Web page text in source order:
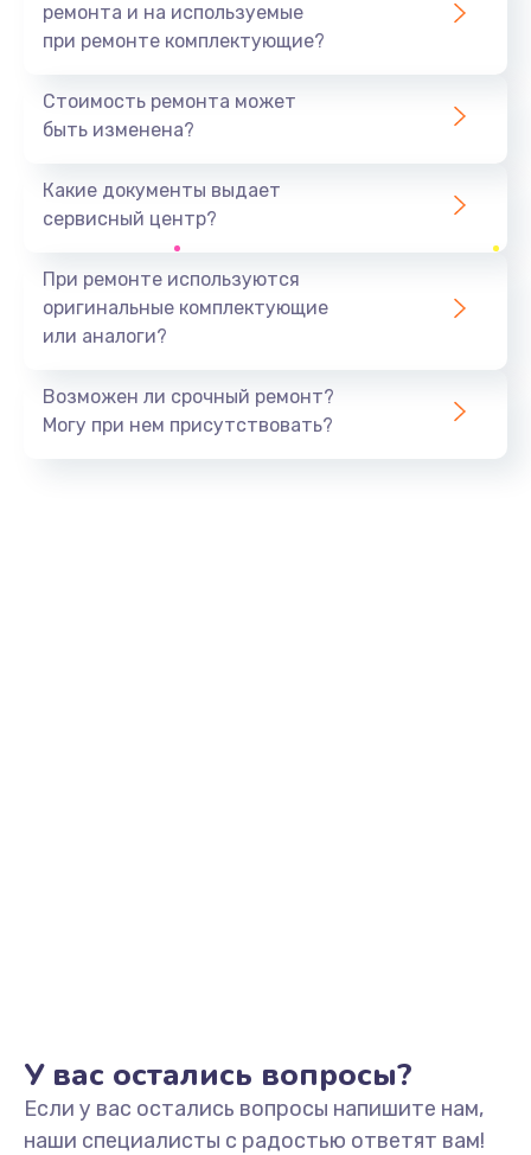
ремонта и на используемые
при ремонте комплектующие?
Стоимость ремонта может
быть изменена?
Какие документы выдает
сервисный центр?
При ремонте используются
оригинальные комплектующие
или аналоги?
Возможен ли срочный ремонт?
Могу при нем присутствовать?
У вас остались вопросы?
Если у вас остались вопросы напишите нам,
наши специалисты с радостью ответят вам!